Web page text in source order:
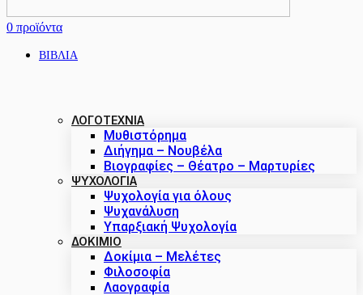
0 προϊόντα
ΒΙΒΛΙΑ
ΛΟΓΟΤΕΧΝΙΑ
Μυθιστόρημα
Διήγημα – Νουβέλα
Βιογραφίες – Θέατρο – Μαρτυρίες
ΨΥΧΟΛΟΓΙΑ
Ψυχολογία για όλους
Ψυχανάλυση
Υπαρξιακή Ψυχολογία
ΔΟΚΙΜΙΟ
Δοκίμια – Μελέτες
Φιλοσοφία
Λαογραφία